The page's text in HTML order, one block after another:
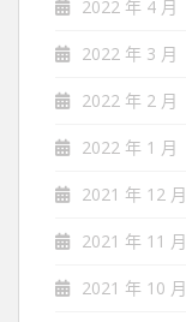
2022 年 4 月
2022 年 3 月
2022 年 2 月
2022 年 1 月
2021 年 12 月
2021 年 11 月
2021 年 10 月